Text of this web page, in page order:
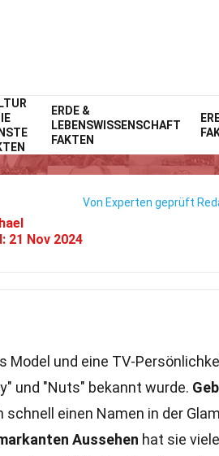
ERDE &
LEBENSWISSENSCHAFT
FAKTEN
Home Prominente
Über Alice
21 Nov 2024
Von Experten geprüft
Model und eine TV-
und "Nuts" bekannt wurde.
einen Namen in der
Aussehen hat sie